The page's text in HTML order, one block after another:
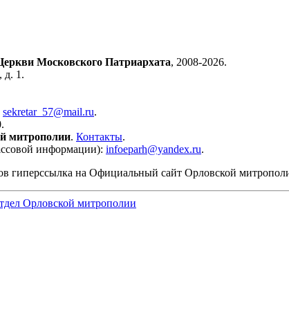
Московского Патриархата, 2008-2026.
д. 1.
sekretar_57@mail.ru.
митрополии. Контакты.
информации): infoeparh@yandex.ru.
гиперссылка на Официальный сайт Орловской
Орловской митрополии